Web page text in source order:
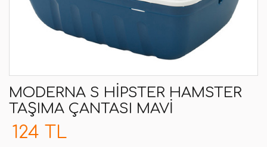
MODERNA S HIPSTER HAMSTER
TAŞIMA ÇANTASI MAVI
124 TL